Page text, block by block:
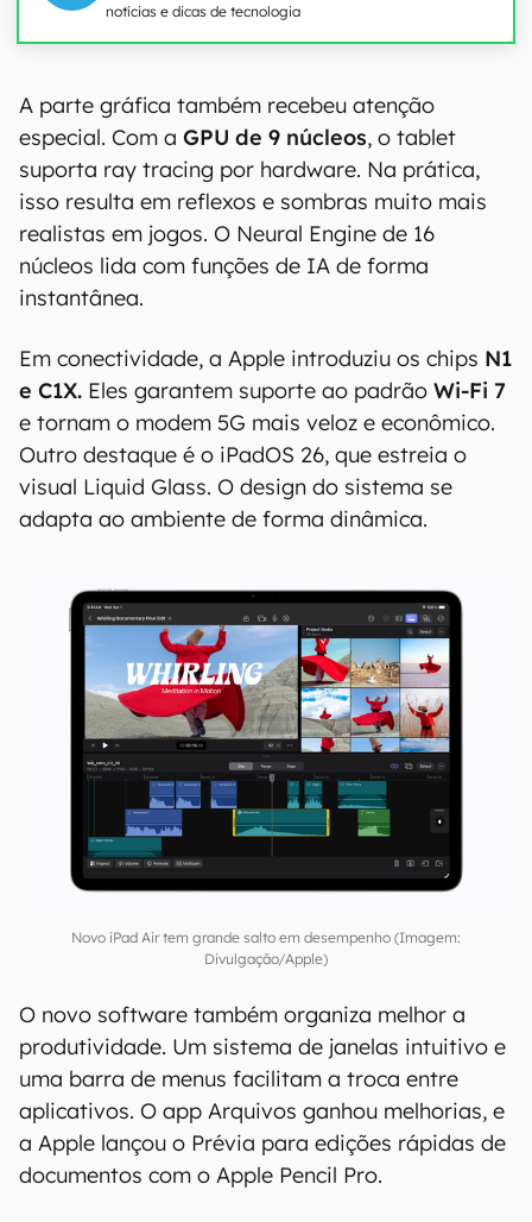
notícias e dicas de tecnologia
A parte gráfica também recebeu atenção
especial. Com a GPU de 9 núcleos, o tablet
suporta ray tracing por hardware. Na prática,
isso resulta em reflexos e sombras muito mais
realistas em jogos. O Neural Engine de 16
núcleos lida com funções de IA de forma
instantânea.
Em conectividade, a Apple introduziu os chips N1
e C1X. Eles garantem suporte ao padrão Wi-Fi 7
e tornam o modem 5G mais veloz e econômico.
Outro destaque é o iPadOS 26, que estreia o
visual Liquid Glass. O design do sistema se
adapta ao ambiente de forma dinâmica.
Novo iPad Air tem grande salto em desempenho (Imagem:
Divulgação/Apple)
O novo software também organiza melhor a
produtividade. Um sistema de janelas intuitivo e
uma barra de menus facilitam a troca entre
aplicativos. O app Arquivos ganhou melhorias, e
a Apple lançou o Prévia para edições rápidas de
documentos com o Apple Pencil Pro.